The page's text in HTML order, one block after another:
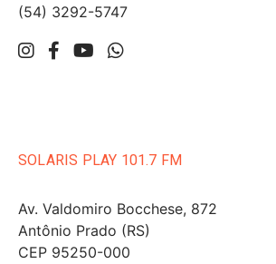
(54) 3292-5747
SOLARIS PLAY 101.7 FM
Av. Valdomiro Bocchese, 872
Antônio Prado (RS)
CEP 95250-000